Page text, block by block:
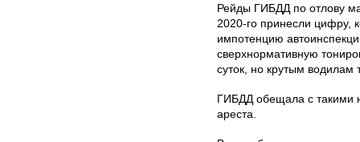
Рейды ГИБДД по отлову
2020-го принесли цифру,
импотенцию
сверхнормативную
суток, но крутым водилам
ГИБДД обещала с такими
ареста.